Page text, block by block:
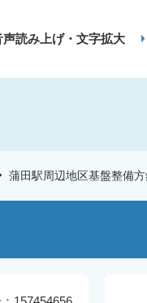
声読み上げ・文字拡大
蒲田駅周辺地区基盤整備